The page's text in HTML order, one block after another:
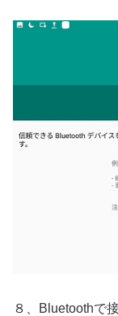
８、Bluetoothで